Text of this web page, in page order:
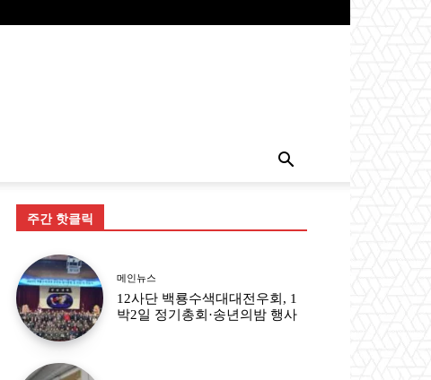
주간 핫클릭
메인뉴스
12사단 백룡수색대대전우회, 1
박2일 정기총회·송년의밤 행사